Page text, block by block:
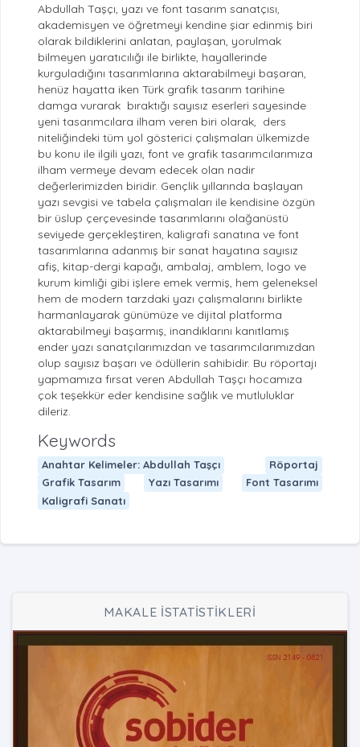
Abdullah Taşçı, yazı ve font tasarım sanatçısı,
akademisyen ve öğretmeyi kendine şiar edinmiş biri
olarak bildiklerini anlatan, paylaşan, yorulmak
bilmeyen yaratıcılığı ile birlikte, hayallerinde
kurguladığını tasarımlarına aktarabilmeyi başaran,
henüz hayatta iken Türk grafik tasarım tarihine
damga vurarak bıraktığı sayısız eserleri sayesinde
yeni tasarımcılara ilham veren biri olarak, ders
niteliğindeki tüm yol gösterici çalışmaları ülkemizde
bu konu ile ilgili yazı, font ve grafik tasarımcılarımıza
ilham vermeye devam edecek olan nadir
değerlerimizden biridir. Gençlik yıllarında başlayan
yazı sevgisi ve tabela çalışmaları ile kendisine özgün
bir üslup çerçevesinde tasarımlarını olağanüstü
seviyede gerçekleştiren, kaligrafi sanatına ve font
tasarımlarına adanmış bir sanat hayatına sayısız
afiş, kitap-dergi kapağı, ambalaj, amblem, logo ve
kurum kimliği gibi işlere emek vermiş, hem geleneksel
hem de modern tarzdaki yazı çalışmalarını birlikte
harmanlayarak günümüze ve dijital platforma
aktarabilmeyi başarmış, inandıklarını kanıtlamış
ender yazı sanatçılarımızdan ve tasarımcılarımızdan
olup sayısız başarı ve ödüllerin sahibidir. Bu röportajı
yapmamıza fırsat veren Abdullah Taşçı hocamıza
çok teşekkür eder kendisine sağlık ve mutluluklar
dileriz.
Keywords
Anahtar Kelimeler: Abdullah Taşçı
Röportaj
Grafik Tasarım
Yazı Tasarımı
Font Tasarımı
Kaligrafi Sanatı
MAKALE İSTATİSTİKLERİ